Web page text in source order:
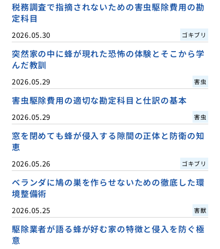
税務調査で指摘されないための害虫駆除費用の勘
定科目
2026.05.30 ゴキブリ
突然家の中に蜂が現れた恐怖の体験とそこから学
んだ教訓
2026.05.29 害虫
害虫駆除費用の適切な勘定科目と仕訳の基本
2026.05.29 害虫
窓を閉めても蜂が侵入する隙間の正体と防衛の知
恵
2026.05.26 ゴキブリ
ベランダに鳩の巣を作らせないための徹底した環
境整備術
2026.05.25 害獣
駆除業者が語る蜂が好む家の特徴と侵入を防ぐ極
意